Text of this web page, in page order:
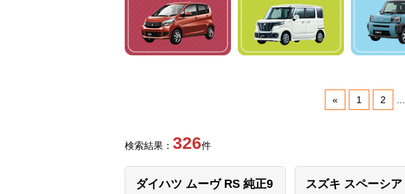
« 1 2 ...
検索結果： 326件
ダイハツ ムーヴ RS 純正9
スズキ スペーシア